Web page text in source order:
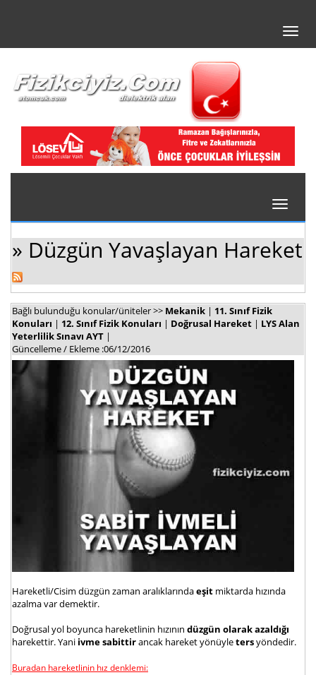
Toggle
» Düzgün Yavaşlayan Hareket
Bağlı bulunduğu konular/üniteler >> Mekanik | 11. Sınıf Fizik
Konuları | 12. Sınıf Fizik Konuları | Doğrusal Hareket | LYS Alan
Yeterlilik Sınavı AYT |
Güncelleme / Ekleme :06/12/2016
Hareketli/Cisim düzgün zaman aralıklarındaeşit miktarda hızında
azalma var demektir.
Doğrusal yol boyunca hareketlinin hızının düzgün olarak azaldığı
harekettir. Yani ivme sabittirancak hareket yönüyletersyöndedir.
Buradan hareketlinin hız denklemi: